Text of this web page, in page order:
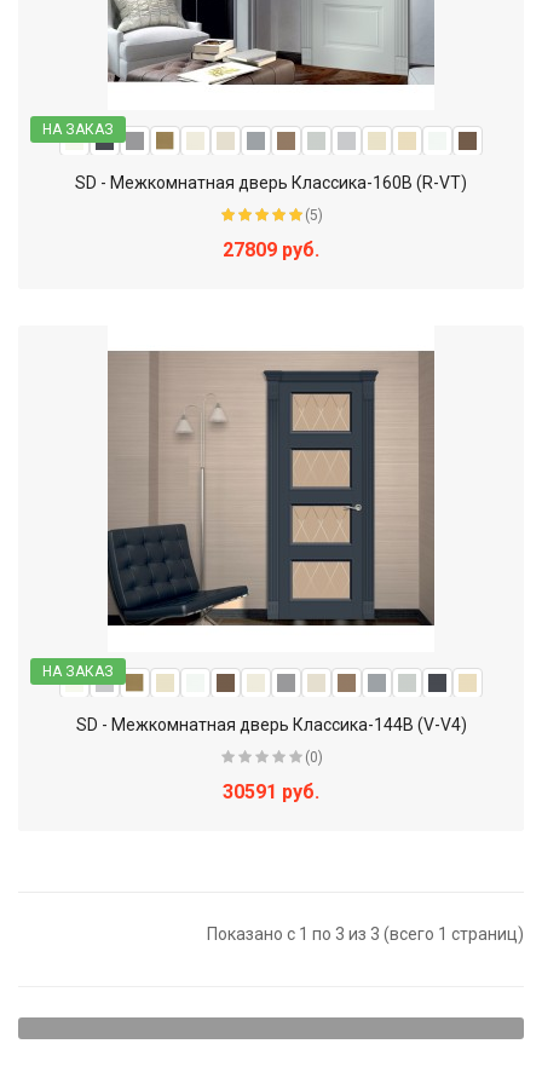
НА ЗАКАЗ
SD - Межкомнатная дверь Классика-160В (R-VT)
(5)
27809 руб.
НА ЗАКАЗ
SD - Межкомнатная дверь Классика-144В (V-V4)
(0)
30591 руб.
Показано с 1 по 3 из 3 (всего 1 страниц)